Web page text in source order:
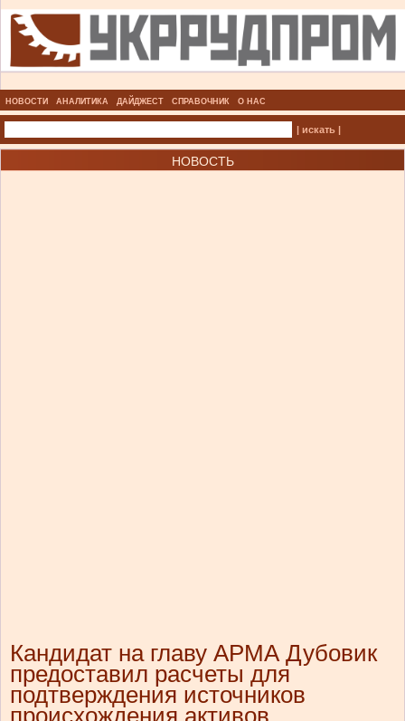
НОВОСТИ АНАЛИТИКА ДАЙДЖЕСТ СПРАВОЧНИК О НАС
| искать |
НОВОСТЬ
Кандидат на главу АРМА Дубовик
предоставил расчеты для
подтверждения источников